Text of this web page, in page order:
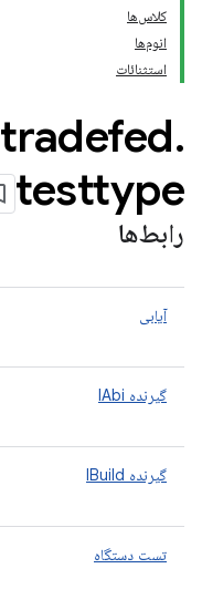
کلاس‌ها
انوم‌ها
استثنائات
tradefed.
testtype
رابط‌ها
آیابی
گیرنده IAbi
گیرنده IBuild
تست دستگاه